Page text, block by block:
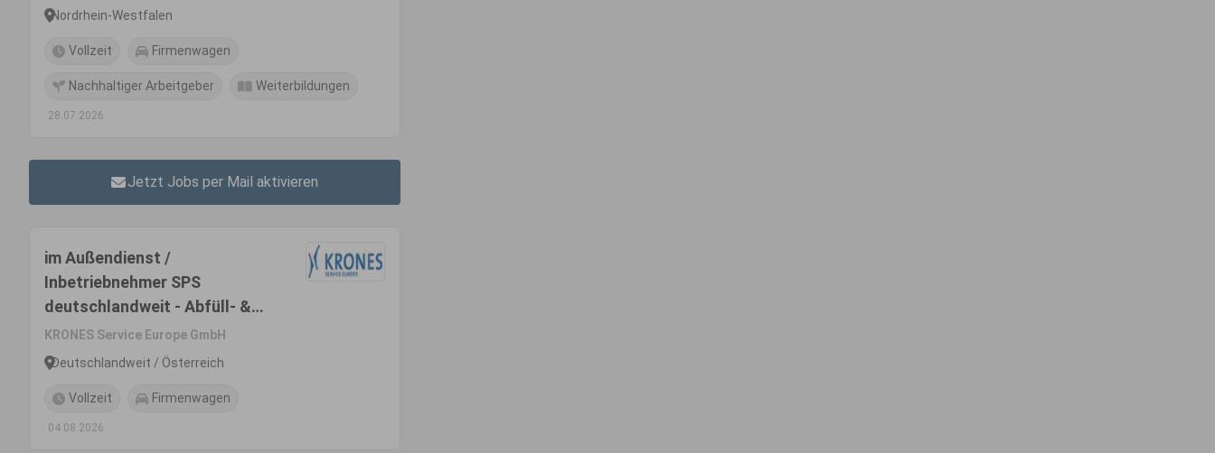
Nordrhein-Westfalen
Vollzeit Firmenwagen
Nachhaltiger Arbeitgeber Weiterbildungen
28.07.2026
Jetzt Jobs per Mail aktivieren
im Außendienst /
Inbetriebnehmer SPS
deutschlandweit - Abfüll- &
Verpackungsanlagen (m/w/d)
KRONES Service Europe GmbH
Deutschlandweit / Österreich
Vollzeit Firmenwagen
04.08.2026